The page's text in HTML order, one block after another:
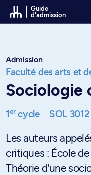
Passer au contenu
Guide
d'admission
Admission
Faculté des arts et
Sociologie
1ercycle SOL 3012
Les auteurs
critiques : École
Théorie d'une